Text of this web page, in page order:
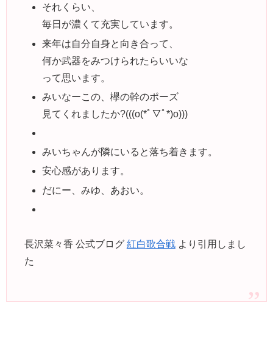
それくらい、
毎日が濃くて充実しています。
来年は自分自身と向き合って、
何か武器をみつけられたらいいな
って思います。
みいなーこの、欅の幹のポーズ
見てくれましたか?(((o(*ﾟ▽ﾟ*)o)))
みいちゃんが隣にいると落ち着きます。
安心感があります。
だにー、みゆ、あおい。
長沢菜々香 公式ブログ 紅白歌合戦より引用しまし
た